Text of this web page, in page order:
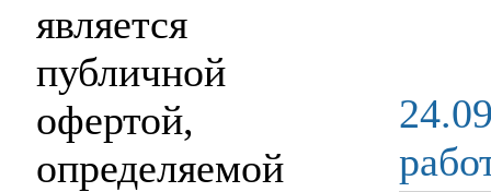
является
публичной
офертой,
определяемой